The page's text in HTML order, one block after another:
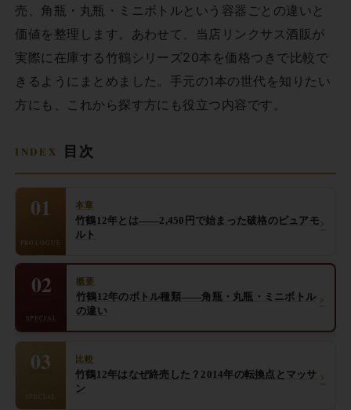
売、角瓶・丸瓶・ミニボトルという容器ごとの違いと
価値を整理します。あわせて、当店リンクサス酒販が
実際に在庫する竹鶴シリーズ20本を価格つきで比較で
きるようにまとめました。手元の1本の世代を知りたい
方にも、これから探す方にも役立つ内容です。
目次
01
PROLOGUE
本章
竹鶴12年とは——2,450円で始まった破格のピュアモ
ルト
›
02
SPECIAL
概要
竹鶴12年のボトル種類——角瓶・丸瓶・ミニボトル
の違い
›
03
SPECIAL
比較
竹鶴12年はなぜ終売した？2014年の転換点とマッサ
ン
›